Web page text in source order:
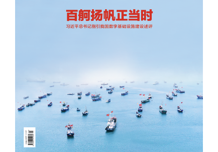
娱乐 时尚
地方频道
天津 河北 山西
辽宁 吉林 江苏